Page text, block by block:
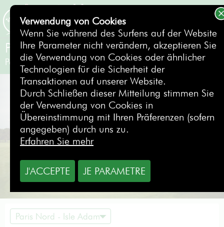
BUCHEN
Paris International Golf Club
Paris Nord - Isle Adam - Frankreich
Paris Nord - Isle Adam
Verwendung von Cookies
Wenn Sie während des Surfens auf der Website
Ihre Parameter nicht verändern, akzeptieren Sie
die Verwendung von Cookies oder ähnlicher
Technologien für die Sicherheit der
Transaktionen auf unserer Website.
Durch Schließen dieser Mitteilung stimmen Sie
der Verwendung von Cookies in
Übereinstimmung mit Ihren Präferenzen (sofern
angegeben) durch uns zu.
Erfahren Sie mehr
J'ACCEPTE JE PARAMETRE